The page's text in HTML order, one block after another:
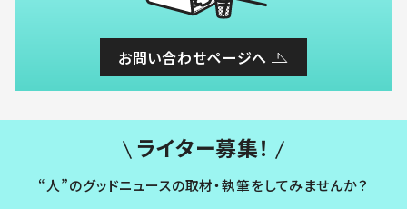
お問い合わせページへ
ライター募集！
“人”のグッドニュースの取材・執筆をしてみませんか？